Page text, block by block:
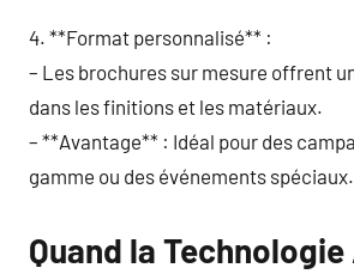
4. **Format personnalisé** :
– Les brochures sur mesure offrent
dans les finitions et les matériaux.
– **Avantage** : Idéal pour des
gamme ou des événements spéciaux.
Quand la